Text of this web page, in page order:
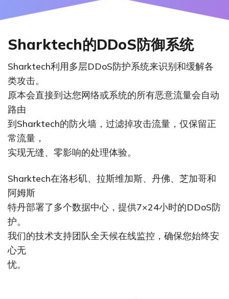
Sharktech的DDoS防御系统
Sharktech利用多层DDoS防护系统来识别和缓解各
类攻击。
原本会直接到达您网络或系统的所有恶意流量会自动
路由
到Sharktech的防火墙，过滤掉攻击流量，仅保留正
常流量，
实现无缝、零影响的处理体验。
Sharktech在洛杉矶、拉斯维加斯、丹佛、芝加哥和
阿姆斯
特丹部署了多个数据中心，提供7×24小时的DDoS防
护。
我们的技术支持团队全天候在线监控，确保您始终安
心无
忧。